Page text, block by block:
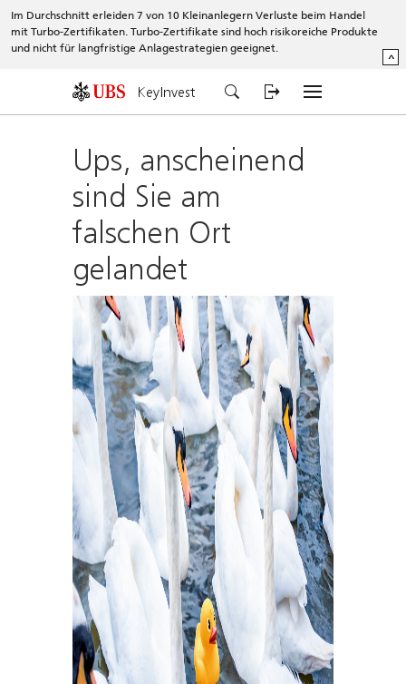
Im Durchschnitt erleiden 7 von 10 Kleinanlegern Verluste beim Handel
mit Turbo-Zertifikaten. Turbo-Zertifikate sind hoch risikoreiche Produkte
und nicht für langfristige Anlagestrategien geeignet.
^
KeyInvest
Ups, anscheinend
sind Sie am
falschen Ort
gelandet